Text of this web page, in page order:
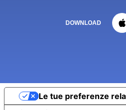
DOWNLOAD
Le tue preferenze